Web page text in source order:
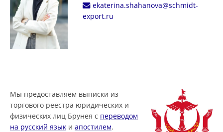
ekaterina.shahanova@schmidt-
export.ru
Мы предоставляем выписки из
торгового реестра юридических и
физических лиц Брунея с переводом
на русский язык и апостилем.